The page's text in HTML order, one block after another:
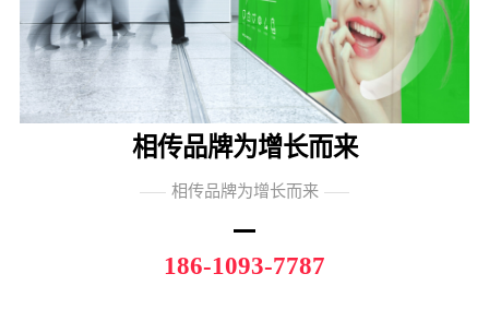
相传品牌为增长而来
相传品牌为增长而来
186-1093-7787